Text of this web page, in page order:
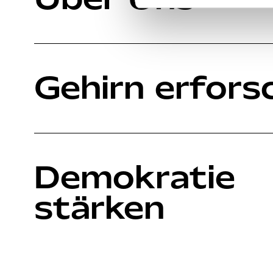
Gehirn
Demokratie
stärken